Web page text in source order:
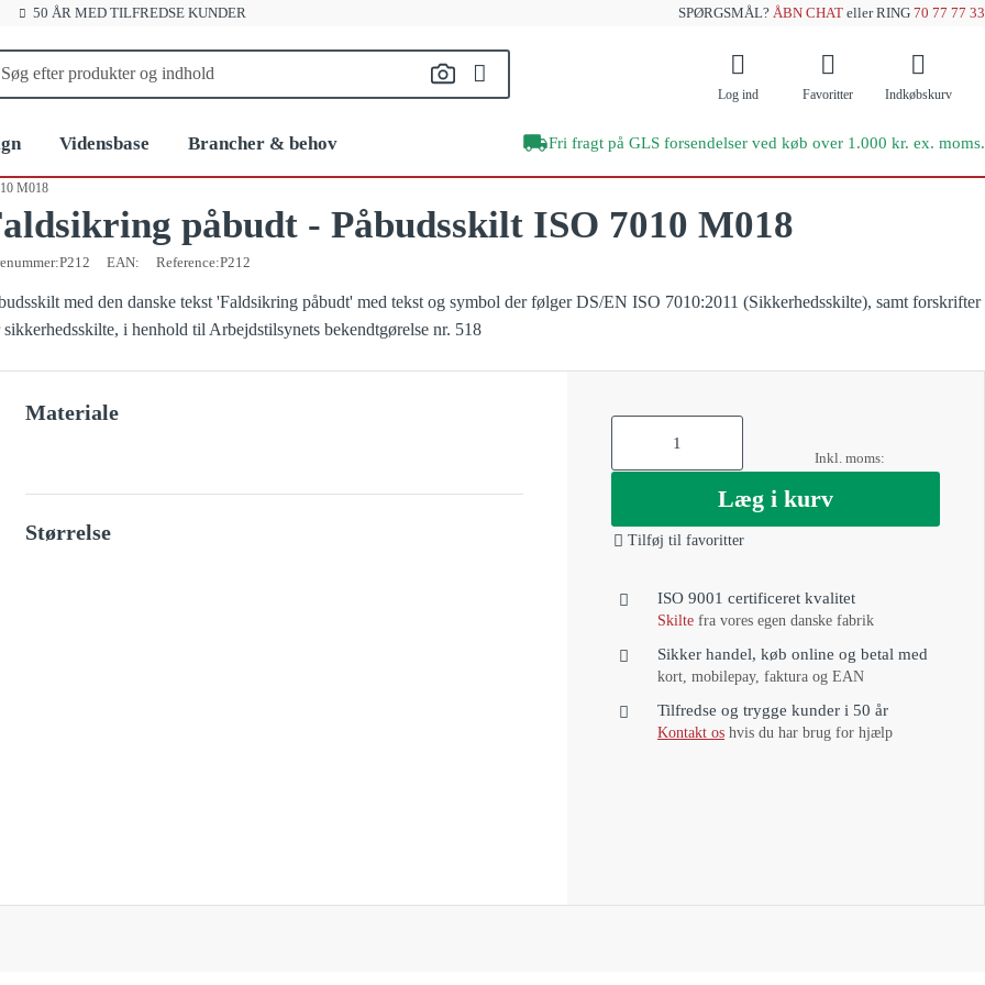
50 ÅR MED TILFREDSE KUNDER SPØRGSMÅL? ÅBN CHATeller RING 70 77 77 33
Log ind Favoritter Indkøbskurv
BR18 Brandskilte
Byggepladsskilte
Relaterede emner
Hvorfor vælge efterlysende skilte?
Undgå disse 10
Læs mere
Vidensbase
Standarder
Grafiske services
Brands
Supernova+
Brancher & behov
Landbrug
Byggeri og anlæg
Ladestandere og elbilparkering
Offentlig sektor
Veje og vejarbejde
Værksteder
Fri fragt på GLS forsendelser ved køb over 1.000 kr. ex. moms.
M018
påbudt - Påbudsskilt ISO 7010 M018
P212 EAN: Reference:P212
med den danske tekst 'Faldsikring påbudt' med tekst og symbol der følger DS/EN ISO 7010:2011 (Sikkerhedsskilte), samt forskrifter
i henhold til Arbejdstilsynets bekendtgørelse nr. 518
Materiale
Størrelse
low
Læg i kurv
Tilføj til favoritter
ISO 9001 certificeret kvalitet
Skilte fra vores egen danske fabrik
Sikker handel, køb online og betal med
kort, mobilepay, faktura og EAN
Tilfredse og trygge kunder i 50 år
Kontakt os hvis du har brug for hjælp